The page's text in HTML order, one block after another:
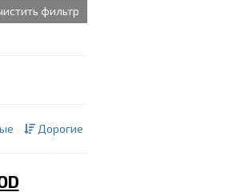
фильтр
Дорогие